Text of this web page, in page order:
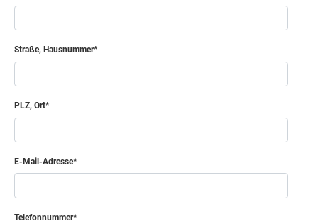
Straße, Hausnummer
PLZ, Ort
E-Mail-Adresse
Telefonnummer